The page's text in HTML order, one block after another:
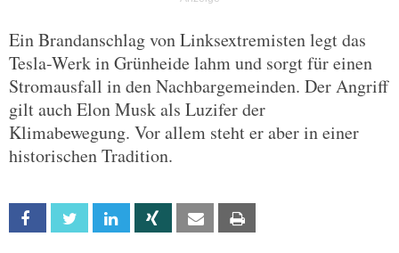
Ein Brandanschlag von Linksextremisten legt das
Tesla-Werk in Grünheide lahm und sorgt für einen
Stromausfall in den Nachbargemeinden. Der Angriff
gilt auch Elon Musk als Luzifer der
Klimabewegung. Vor allem steht er aber in einer
historischen Tradition.
Facebook Twitter Linkedin Xing Email